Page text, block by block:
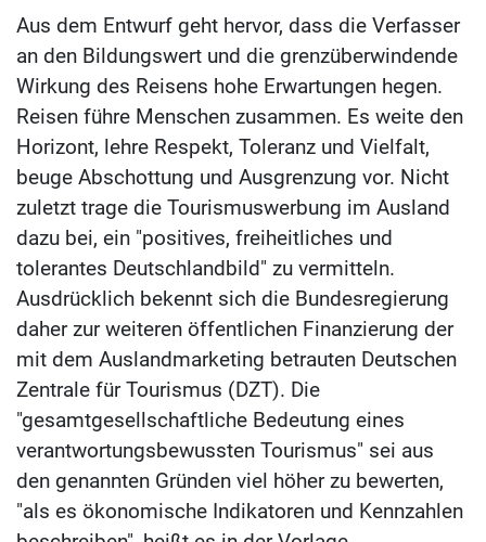
Aus dem Entwurf geht hervor, dass die Verfasser
an den Bildungswert und die grenzüberwindende
Wirkung des Reisens hohe Erwartungen hegen.
Reisen führe Menschen zusammen. Es weite den
Horizont, lehre Respekt, Toleranz und Vielfalt,
beuge Abschottung und Ausgrenzung vor. Nicht
zuletzt trage die Tourismuswerbung im Ausland
dazu bei, ein "positives, freiheitliches und
tolerantes Deutschlandbild" zu vermitteln.
Ausdrücklich bekennt sich die Bundesregierung
daher zur weiteren öffentlichen Finanzierung der
mit dem Auslandmarketing betrauten Deutschen
Zentrale für Tourismus (DZT). Die
"gesamtgesellschaftliche Bedeutung eines
verantwortungsbewussten Tourismus" sei aus
den genannten Gründen viel höher zu bewerten,
"als es ökonomische Indikatoren und Kennzahlen